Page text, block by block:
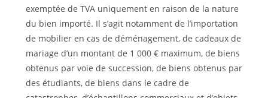
exemptée de TVA uniquement en raison de la nature
du bien importé. Il s’agit notamment de l’importation
de mobilier en cas de déménagement, de cadeaux de
mariage d’un montant de 1 000 € maximum, de biens
obtenus par voie de succession, de biens obtenus par
des étudiants, de biens dans le cadre de